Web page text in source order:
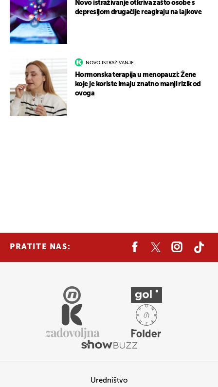
Novo istraživanje otkriva zašto osobe s
depresijom drugačije reagiraju na lajkove
NOVO ISTRAŽIVANJE
Hormonska terapija u menopauzi: Žene
koje je koriste imaju znatno manji rizik od
ovoga
PRATITE NAS:
Uredništvo